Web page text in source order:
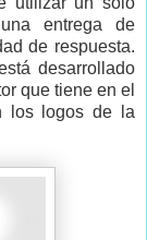
entrega de
de respuesta.
desarrollado
que tiene en el
los logos de la